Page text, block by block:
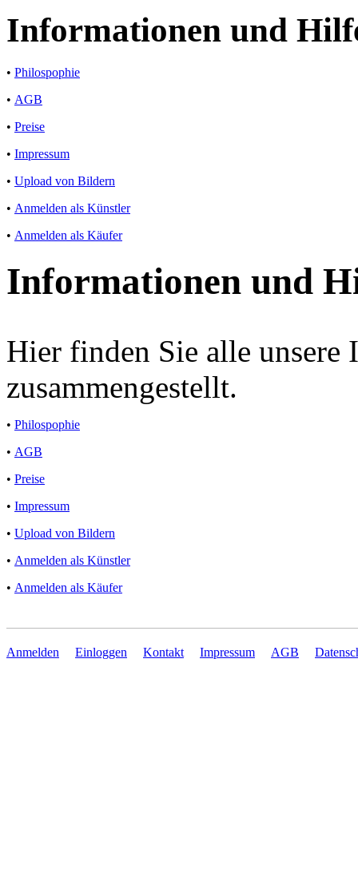
Informationen und
• Philospophie
• AGB
• Preise
• Impressum
• Upload von Bildern
• Anmelden als Künstler
• Anmelden als Käufer
Informationen und
Hier finden Sie alle
zusammengestellt.
• Philospophie
• AGB
• Preise
• Impressum
• Upload von Bildern
• Anmelden als Künstler
• Anmelden als Käufer
Anmelden Einloggen Kontakt Impressum AGB